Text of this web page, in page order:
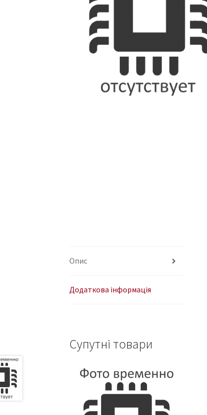
Опис
Додаткова інформація
Супутні товари